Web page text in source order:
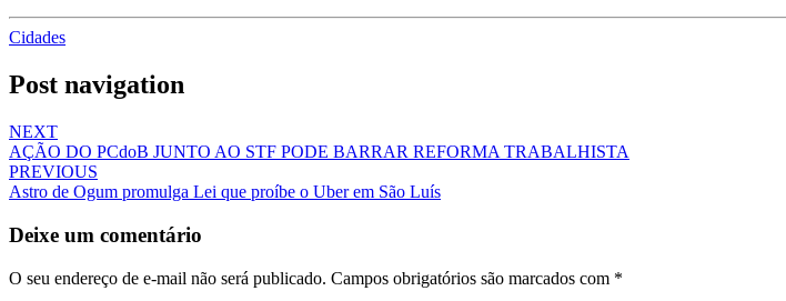
Cidades
Post navigation
NEXT
AÇÃO DO PCdoB JUNTO AO STF PODE BARRAR REFORMA TRABALHISTA
PREVIOUS
Astro de Ogum promulga Lei que proíbe o Uber em São Luís
Deixe um comentário
O seu endereço de e-mail não será publicado. Campos obrigatórios são marcados com *